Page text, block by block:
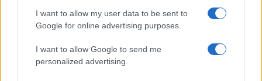
I want to allow my user data to be sent to
Google for online advertising purposes.
I want to allow Google to send me
personalized advertising.
Μαρία Μενούνος: Ο απολογισμός από το
καλοκαίρι της στην Ελλάδα – «Ένα ταξίδι που